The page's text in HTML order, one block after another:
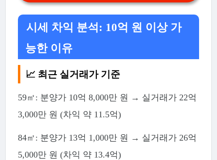
시세 차익 분석: 10억 원 이상 가
능한 이유
📈 최근 실거래가 기준
59㎡: 분양가 10억 8,000만 원 → 실거래가 22억
3,000만 원 (차익 약 11.5억)
84㎡: 분양가 13억 1,000만 원 → 실거래가 26억
5,000만 원 (차익 약 13.4억)